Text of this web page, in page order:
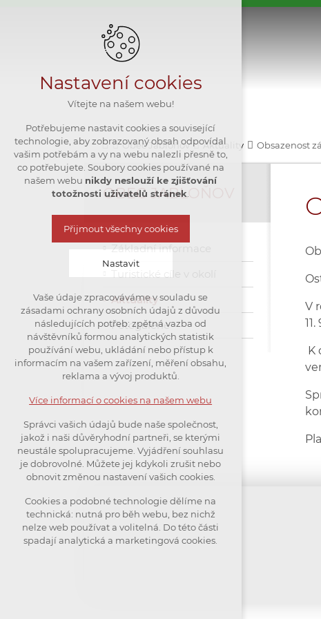
Obec Jabloňov Aktuality Obsazenost
V
K
OBEC JABLOŇOV
Základní informace
Turistické cíle v okolí
Aktuality
Fotogalerie
Nastavení cookies
Vítejte na našem webu!
Potřebujeme nastavit cookies a související
technologie, aby zobrazovaný obsah odpovídal
vašim potřebám a vy na webu nalezli přesně to,
co potřebujete. Soubory cookies používané na
našem webu nikdy neslouží ke zjišťování
totožnosti uživatelů stránek.
Přijmout všechny cookies
Nastavit
Technická cookies
nutná pro provozování webu
udržení kontextu stránek (session):
případná přihlášení, volby jazyka,
apod.
Volitelná cookies
vyhodnocení návštěvnosti
marketingová cookies (Google)
Více informací o cookies na našem webu
Přijmout všechny cookies
Vaše údaje zpracováváme v souladu se
zásadami ochrany osobních údajů z důvodu
následujících potřeb: zpětná vazba od
návštěvníků formou analytických statistik
používání webu, ukládání nebo přístup k
informacím na vašem zařízení, měření obsahu,
reklama a vývoj produktů.
Více informací o cookies na našem webu
Správci vašich údajů bude naše společnost,
jakož i naši důvěryhodní partneři, se kterými
neustále spolupracujeme. Vyjádření souhlasu
je dobrovolné. Můžete jej kdykoli zrušit nebo
obnovit změnou nastavení vašich cookies.
Cookies a podobné technologie dělíme na
technická: nutná pro běh webu, bez nichž
nelze web používat a volitelná. Do této části
spadají analytická a marketingová cookies.